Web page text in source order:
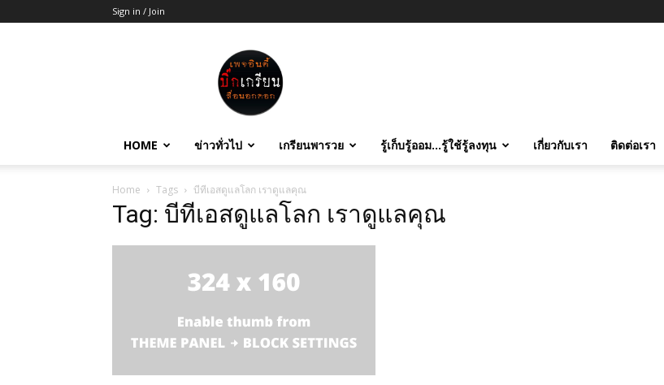
Sign in / Join
บิ๊ก
เกรียน
HOME ข่าวทั่วไป เกรียนพารวย รู้เก็บรู้ออม…รู้ใช้รู้ลงทุน เกี่ยวกับเรา ติดต่อเรา
Home Tags บีทีเอสดูแลโลก เราดูแลคุณ
Tag: บีทีเอสดูแลโลก เราดูแลคุณ